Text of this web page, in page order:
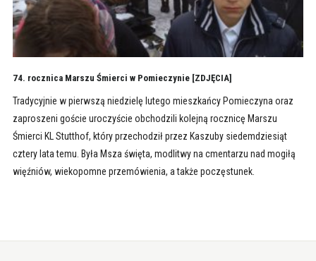
74. rocznica Marszu Śmierci w Pomieczynie [ZDJĘCIA]
Tradycyjnie w pierwszą niedzielę lutego mieszkańcy Pomieczyna oraz
zaproszeni goście uroczyście obchodzili kolejną rocznicę Marszu
Śmierci KL Stutthof, który przechodził przez Kaszuby siedemdziesiąt
cztery lata temu. Była Msza święta, modlitwy na cmentarzu nad mogiłą
więźniów, wiekopomne przemówienia, a także poczęstunek.